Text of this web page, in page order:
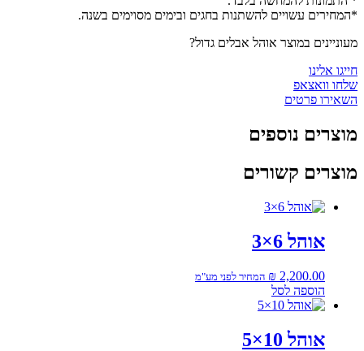
*המחירים עשויים להשתנות בחגים ובימים מסוימים בשנה.
מעוניינים במוצר אוהל אבלים גדול?
חייגו אלינו
שלחו וואצאפ
השאירו פרטים
מוצרים נוספים
מוצרים קשורים
אוהל 6×3
₪ 2,200.00 המחיר לפני מע"מ
הוספה לסל
אוהל 10×5